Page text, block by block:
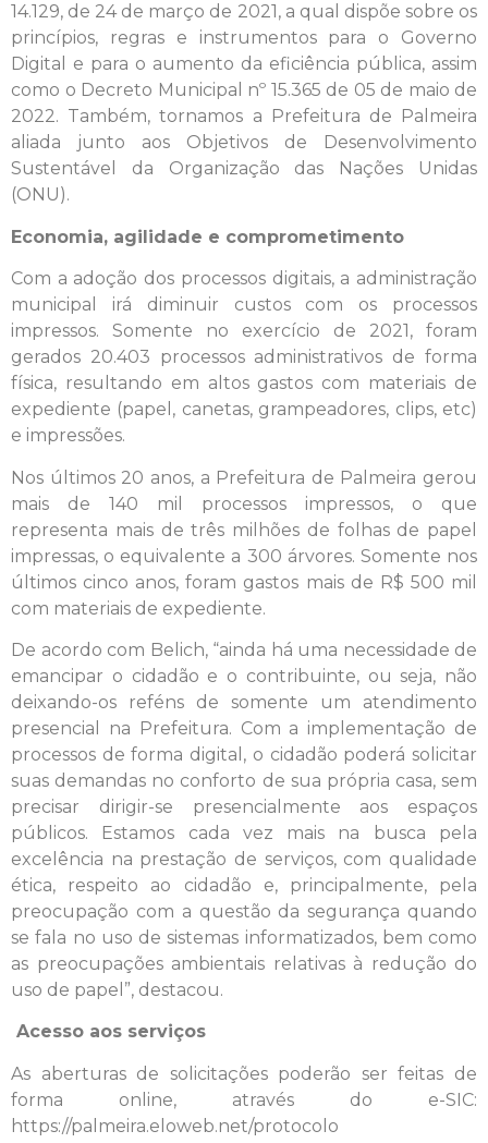
14.129, de 24 de março de 2021, a qual dispõe sobre os
princípios, regras e instrumentos para o Governo
Digital e para o aumento da eficiência pública, assim
como o Decreto Municipal nº 15.365 de 05 de maio de
2022. Também, tornamos a Prefeitura de Palmeira
aliada junto aos Objetivos de Desenvolvimento
Sustentável da Organização das Nações Unidas
(ONU).
Economia, agilidade e comprometimento
Com a adoção dos processos digitais, a administração
municipal irá diminuir custos com os processos
impressos. Somente no exercício de 2021, foram
gerados 20.403 processos administrativos de forma
física, resultando em altos gastos com materiais de
expediente (papel, canetas, grampeadores, clips, etc)
e impressões.
Nos últimos 20 anos, a Prefeitura de Palmeira gerou
mais de 140 mil processos impressos, o que
representa mais de três milhões de folhas de papel
impressas, o equivalente a 300 árvores. Somente nos
últimos cinco anos, foram gastos mais de R$ 500 mil
com materiais de expediente.
De acordo com Belich, “ainda há uma necessidade de
emancipar o cidadão e o contribuinte, ou seja, não
deixando-os reféns de somente um atendimento
presencial na Prefeitura. Com a implementação de
processos de forma digital, o cidadão poderá solicitar
suas demandas no conforto de sua própria casa, sem
precisar dirigir-se presencialmente aos espaços
públicos. Estamos cada vez mais na busca pela
excelência na prestação de serviços, com qualidade
ética, respeito ao cidadão e, principalmente, pela
preocupação com a questão da segurança quando
se fala no uso de sistemas informatizados, bem como
as preocupações ambientais relativas à redução do
uso de papel”, destacou.
Acesso aos serviços
As aberturas de solicitações poderão ser feitas de
forma online, através do e-SIC:
https://palmeira.eloweb.net/protocolo